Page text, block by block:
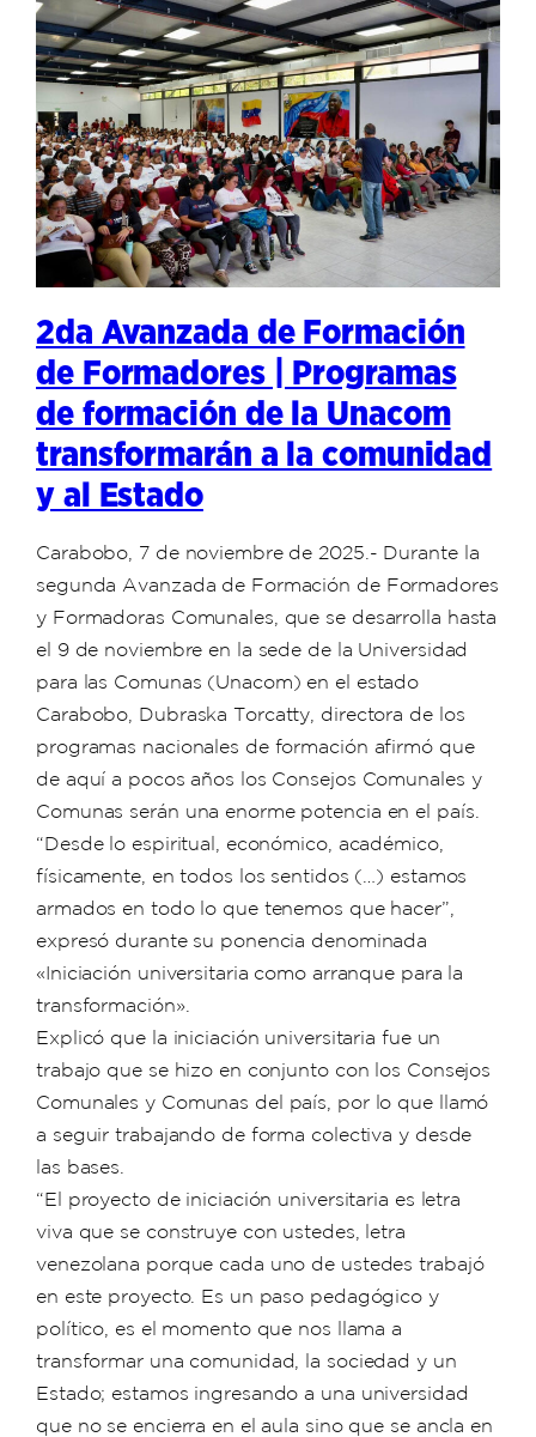
2da Avanzada de Formación
de Formadores | Programas
de formación de la Unacom
transformarán a la comunidad
y al Estado
Carabobo, 7 de noviembre de 2025.- Durante la
segunda Avanzada de Formación de Formadores
y Formadoras Comunales, que se desarrolla hasta
el 9 de noviembre en la sede de la Universidad
para las Comunas (Unacom) en el estado
Carabobo, Dubraska Torcatty, directora de los
programas nacionales de formación afirmó que
de aquí a pocos años los Consejos Comunales y
Comunas serán una enorme potencia en el país.
“Desde lo espiritual, económico, académico,
físicamente, en todos los sentidos (…) estamos
armados en todo lo que tenemos que hacer”,
expresó durante su ponencia denominada
«Iniciación universitaria como arranque para la
transformación».
Explicó que la iniciación universitaria fue un
trabajo que se hizo en conjunto con los Consejos
Comunales y Comunas del país, por lo que llamó
a seguir trabajando de forma colectiva y desde
las bases.
“El proyecto de iniciación universitaria es letra
viva que se construye con ustedes, letra
venezolana porque cada uno de ustedes trabajó
en este proyecto. Es un paso pedagógico y
político, es el momento que nos llama a
transformar una comunidad, la sociedad y un
Estado; estamos ingresando a una universidad
que no se encierra en el aula sino que se ancla en